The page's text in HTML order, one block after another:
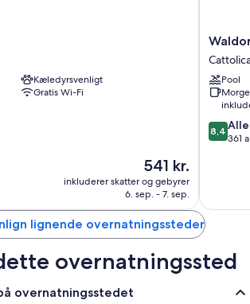
Kæledyrsvenligt
Gratis Wi-Fi
Prisen
541 kr.
541 kr.
inkluderer skatter og gebyrer
6. sep. - 7. sep.
Waldorf
Palace
Hotel
Cattolica
Pool
8.4
ud
8,4
361
lignende overnatningssteder
overnatningssted
overnatningsstedet